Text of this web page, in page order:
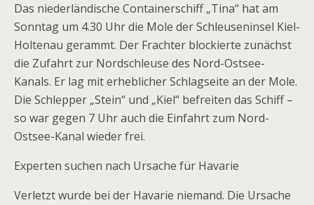
Das niederländische Containerschiff „Tina“ hat am
Sonntag um 4.30 Uhr die Mole der Schleuseninsel Kiel-
Holtenau gerammt. Der Frachter blockierte zunächst
die Zufahrt zur Nordschleuse des Nord-Ostsee-
Kanals. Er lag mit erheblicher Schlagseite an der Mole.
Die Schlepper „Stein“ und „Kiel“ befreiten das Schiff –
so war gegen 7 Uhr auch die Einfahrt zum Nord-
Ostsee-Kanal wieder frei.
Experten suchen nach Ursache für Havarie
Verletzt wurde bei der Havarie niemand. Die Ursache